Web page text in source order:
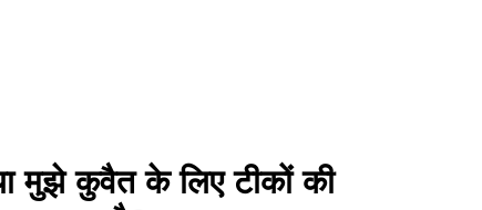
मुझे कुवैत के लिए टीकों की